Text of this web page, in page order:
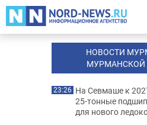
НОВОСТИ
МУРМАНСКОЙ
23:26 На Севмаше к
25-тонные
для нового